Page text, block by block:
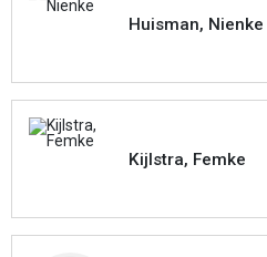
Huisman, Nienke
Kijlstra, Femke